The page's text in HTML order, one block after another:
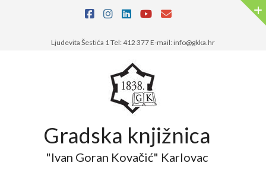
Ljudevita Šestića 1 Tel: 412 377 E-mail: info@gkka.hr
Gradska knjižnica
"Ivan Goran Kovačić" Karlovac